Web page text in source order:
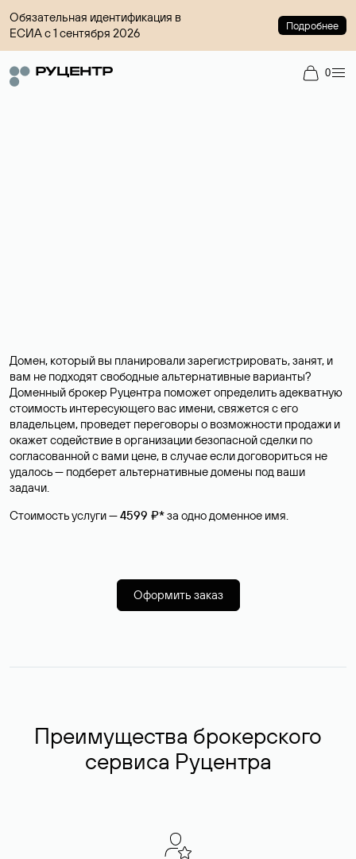
Обязательная идентификация в
ЕСИА с 1 сентября 2026
Подробнее
0
Домен, который вы планировали зарегистрировать, занят, и
вам не подходят свободные альтернативные варианты?
Доменный брокер Руцентра поможет определить адекватную
стоимость интересующего вас имени, свяжется с его
владельцем, проведет переговоры о возможности продажи и
окажет содействие в организации безопасной сделки по
согласованной с вами цене, в случае если договориться не
удалось — подберет альтернативные домены под ваши
задачи.
Стоимость услуги —4599 ₽*за одно доменное имя.
Оформить заказ
Преимущества брокерского
сервиса Руцентра